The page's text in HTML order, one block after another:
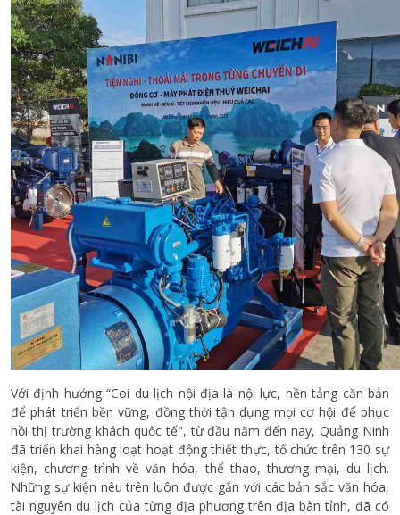
Với định hướng “Coi du lịch nội địa là nội lực, nền tảng căn bản
để phát triển bền vững, đồng thời tận dụng mọi cơ hội để phục
hồi thị trường khách quốc tế", từ đầu năm đến nay, Quảng Ninh
đã triển khai hàng loạt hoạt động thiết thực, tổ chức trên 130 sự
kiện, chương trình về văn hóa, thể thao, thương mại, du lịch.
Những sự kiện nêu trên luôn được gắn với các bản sắc văn hóa,
tài nguyên du lịch của từng địa phương trên địa bàn tỉnh, đã có